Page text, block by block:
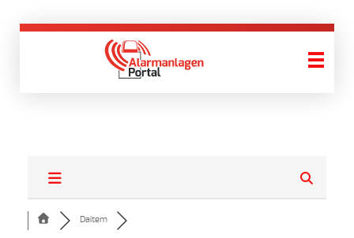
AlarmanlagenPortal
Daitem